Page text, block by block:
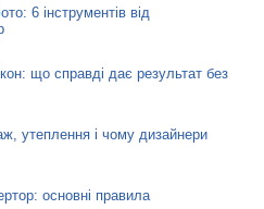
6 інструментів від
що справді дає результат без
утеплення і чому дизайнери
основні правила